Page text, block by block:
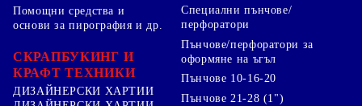
Помощни средства и
основи за пирография и др.
СКРАПБУКИНГ И
КРАФТ ТЕХНИКИ
ДИЗАЙНЕРСКИ ХАРТИИ
Специални пънчове/
перфоратори
Пънчове/перфоратори за
оформяне на ъгъл
Пънчове 10-16-20
Пънчове 21-28 (1")